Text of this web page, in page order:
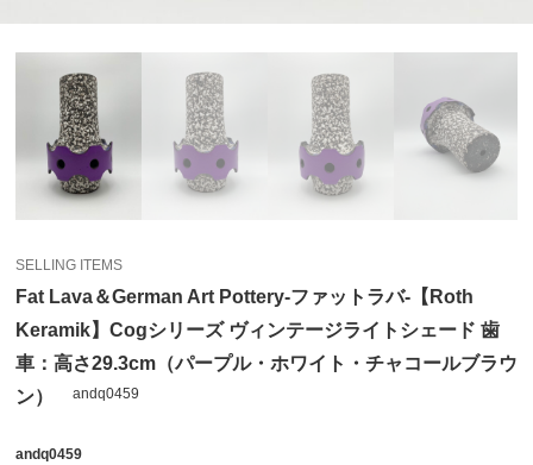
SELLING ITEMS
Fat Lava＆German Art Pottery-ファットラバ-【Roth
Keramik】Cogシリーズ ヴィンテージライトシェード 歯
車：高さ29.3cm（パープル・ホワイト・チャコールブラウ
ン）
andq0459
andq0459